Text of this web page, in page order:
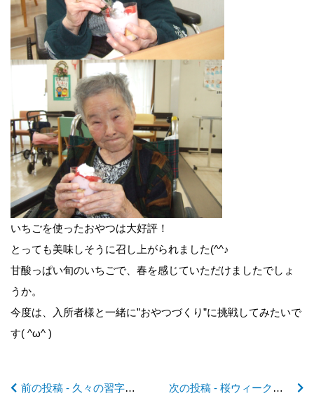
いちごを使ったおやつは大好評！
とっても美味しそうに召し上がられました(^^♪
甘酸っぱい旬のいちごで、春を感じていただけましたでしょ
うか。
今度は、入所者様と一緒に”おやつづくり”に挑戦してみたいで
す( ^ω^ )
前
後
の
記
前の投稿 - 久々の習字教室に笑顔(^_^) 次の投稿 - 桜ウィーク～🌸🌸🌸 後半戦